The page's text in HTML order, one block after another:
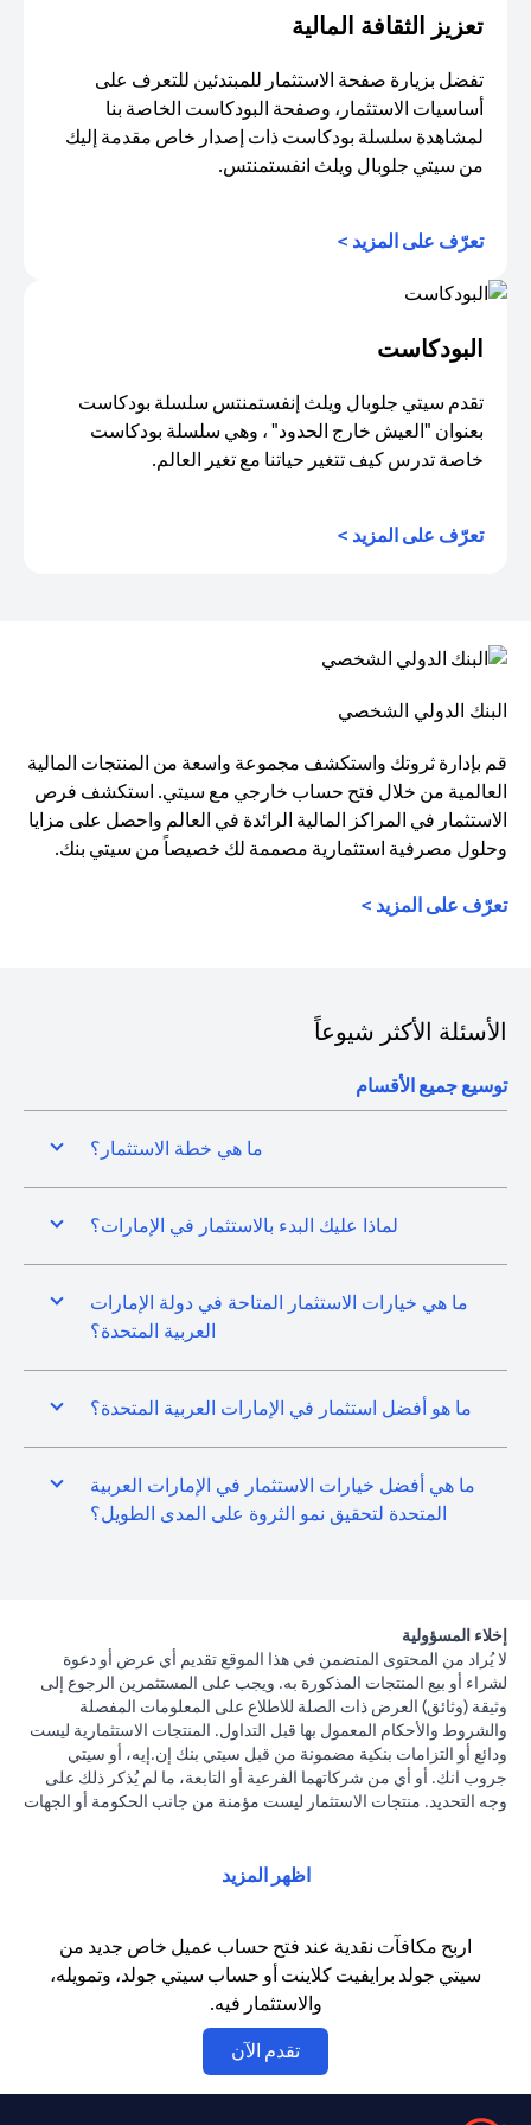
تعزيز الثقافة المالية
تفضل بزيارة صفحة الاستثمار للمبتدئين للتعرف على
أساسيات الاستثمار، وصفحة البودكاست الخاصة بنا
لمشاهدة سلسلة بودكاست ذات إصدار خاص مقدمة إليك
من سيتي جلوبال ويلث انفستمنتس.
تعرّف على المزيد >
البودكاست
تقدم سيتي جلوبال ويلث إنفستمنتس سلسلة بودكاست
بعنوان "العيش خارج الحدود" ، وهي سلسلة بودكاست
خاصة تدرس كيف تتغير حياتنا مع تغير العالم.
تعرّف على المزيد >
البنك الدولي الشخصي
قم بإدارة ثروتك واستكشف مجموعة واسعة من المنتجات المالية
العالمية من خلال فتح حساب خارجي مع سيتي. استكشف فرص
الاستثمار في المراكز المالية الرائدة في العالم واحصل على مزايا
وحلول مصرفية استثمارية مصممة لك خصيصاً من سيتي بنك.
تعرّف على المزيد >
الأسئلة الأكثر شيوعاً
توسيع جميع الأقسام
ما هي خطة الاستثمار؟
لماذا عليك البدء بالاستثمار في الإمارات؟
ما هي خيارات الاستثمار المتاحة في دولة الإمارات
العربية المتحدة؟
ما هو أفضل استثمار في الإمارات العربية المتحدة؟
ما هي أفضل خيارات الاستثمار في الإمارات العربية
المتحدة لتحقيق نمو الثروة على المدى الطويل؟
إخلاء المسؤولية
لا يُراد من المحتوى المتضمن في هذا الموقع تقديم أي عرض أو دعوة
لشراء أو بيع المنتجات المذكورة به. ويجب على المستثمرين الرجوع إلى
وثيقة (وثائق) العرض ذات الصلة للاطلاع على المعلومات المفصلة
والشروط والأحكام المعمول بها قبل التداول. المنتجات الاستثمارية ليست
ودائع أو التزامات بنكية مضمونة من قبل سيتي بنك إن.إيه، أو سيتي
جروب انك. أو أي من شركاتهما الفرعية أو التابعة، ما لم يُذكر ذلك على
وجه التحديد. منتجات الاستثمار ليست مؤمنة من جانب الحكومة أو الجهات
السابق لمنتجات الاستثمار ليس مؤشرا على النتائج المستقبلية، بمعنى أن
محلية) على دراية بمخاطر تقلبات أسعار الصرف التي قد تتسبب في
خسارة رأس المال عند تحويل العملة الأجنبية إلى العملة المحلية
للمستثمرين. لا تتوفر منتجات الاستثمار والخزينة للأشخاص الأمريكيين.
تخضع جميع الطلبات المتعلقة بمنتجات الاستثمار والخزينة لشروط وأحكام
منتجات الاستثمار والخزينة الفردية. يدرك العميل أنه يقع على عاتقه
السعي للحصول على مشورة قانونية و/أو ضريبية للوقوف على التبعات
اظهر المزيد
اربح مكافآت نقدية عند فتح حساب عميل خاص جديد من
سيتي جولد برايفيت كلاينت أو حساب سيتي جولد، وتمويله،
والاستثمار فيه.
تقدم الآن